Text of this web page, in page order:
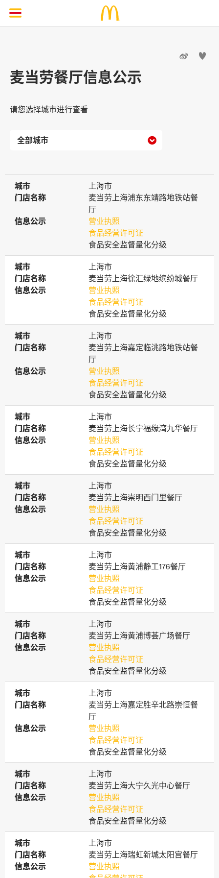
 
麦当劳餐厅信息公示
请您选择城市进行查看

城市
城市
上海市
门店名称
门店名称
麦当劳上海浦东东靖路地铁站餐
厅
信息公示
信息公示
营业执照
食品经营许可证
食品安全监督量化分级
城市
城市
上海市
门店名称
门店名称
麦当劳上海徐汇绿地缤纷城餐厅
信息公示
信息公示
营业执照
食品经营许可证
食品安全监督量化分级
城市
城市
上海市
门店名称
门店名称
麦当劳上海嘉定临洮路地铁站餐
厅
信息公示
信息公示
营业执照
食品经营许可证
食品安全监督量化分级
城市
城市
上海市
门店名称
门店名称
麦当劳上海长宁福缘湾九华餐厅
信息公示
信息公示
营业执照
食品经营许可证
食品安全监督量化分级
城市
城市
上海市
门店名称
门店名称
麦当劳上海崇明西门里餐厅
信息公示
信息公示
营业执照
食品经营许可证
食品安全监督量化分级
城市
城市
上海市
门店名称
门店名称
麦当劳上海黄浦静工176餐厅
信息公示
信息公示
营业执照
食品经营许可证
食品安全监督量化分级
城市
城市
上海市
门店名称
门店名称
麦当劳上海黄浦博荟广场餐厅
信息公示
信息公示
营业执照
食品经营许可证
食品安全监督量化分级
城市
城市
上海市
门店名称
门店名称
麦当劳上海嘉定胜辛北路崇恒餐
厅
信息公示
信息公示
营业执照
食品经营许可证
食品安全监督量化分级
城市
城市
上海市
门店名称
门店名称
麦当劳上海大宁久光中心餐厅
信息公示
信息公示
营业执照
食品经营许可证
食品安全监督量化分级
城市
城市
上海市
门店名称
门店名称
麦当劳上海瑞虹新城太阳宫餐厅
信息公示
信息公示
营业执照